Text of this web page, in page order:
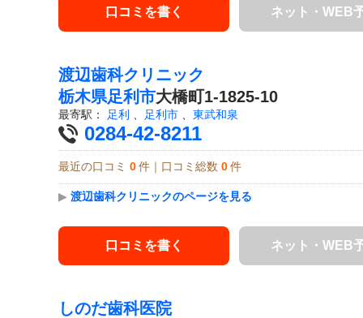
口コミを書く ネット・WEB
渡辺歯科クリニック
栃木県足利市大橋町1-1825-10
最寄駅： 足利 足利市 東武和泉
0284-42-8211
最近の口コミ 0 件｜口コミ総数 0 件
▶ 渡辺歯科クリニックのページを見る
口コミを書く ネット・WEB
しのだ歯科医院